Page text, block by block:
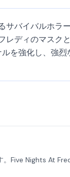
サバイバルホラ
レディのマスク
を強化し、強
。Five Nights At